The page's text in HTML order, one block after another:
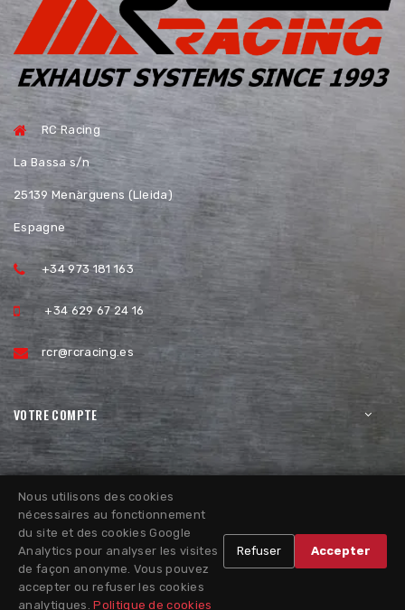
RC Racing
La Bassa s/n
25139 Menàrguens (Lleida)
Espagne
+34 973 181 163
+34 629 67 24 16
rcr@rcracing.es
VOTRE COMPTE
Nous utilisons des cookies
nécessaires au fonctionnement
du site et des cookies Google
Analytics pour analyser les visites
de façon anonyme. Vous pouvez
accepter ou refuser les cookies
analytiques.Politique de cookies
Refuser Accepter